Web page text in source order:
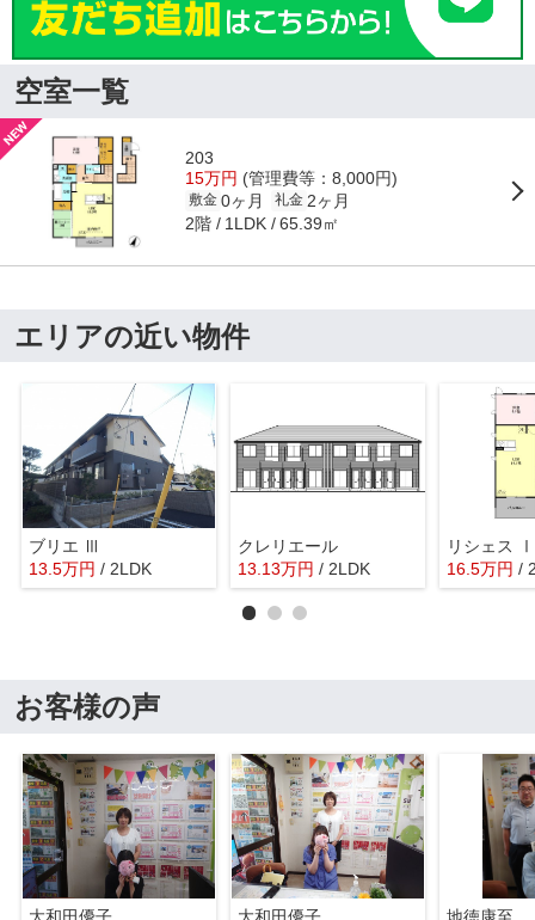
空室一覧
203
15万円 (管理費等：8,000円)
敷金 0ヶ月 礼金 2ヶ月
2階 1LDK 65.39㎡
エリアの近い物件
ブリエ Ⅲ
13.5万円 / 2LDK
クレリエール
13.13万円 / 2LDK
リシェス Ⅰ
16.5万円 /
お客様の声